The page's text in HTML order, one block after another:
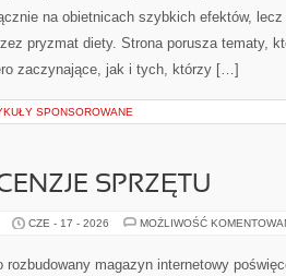
na obietnicach szybkich efektów,
pryzmat diety. Strona porusza tematy,
zaczynające, jak i tych, którzy […]
SPONSOROWANE
SPRZĘTU
CZE - 17 - 2026 MOŻLIWOŚĆ
rozbudowany magazyn internetowy